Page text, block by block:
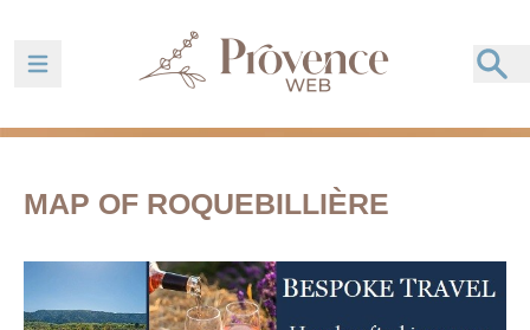
Ouvrir la barre de navigation
MAP OF ROQUEBILLIÈRE